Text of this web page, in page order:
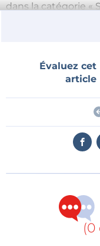
dans la catégorie «
avoir choisi la
Date limite de
PRIX
un
promotion
Elektor
electronica
promotion
Elektor
un
Évaluez cet
article
(0